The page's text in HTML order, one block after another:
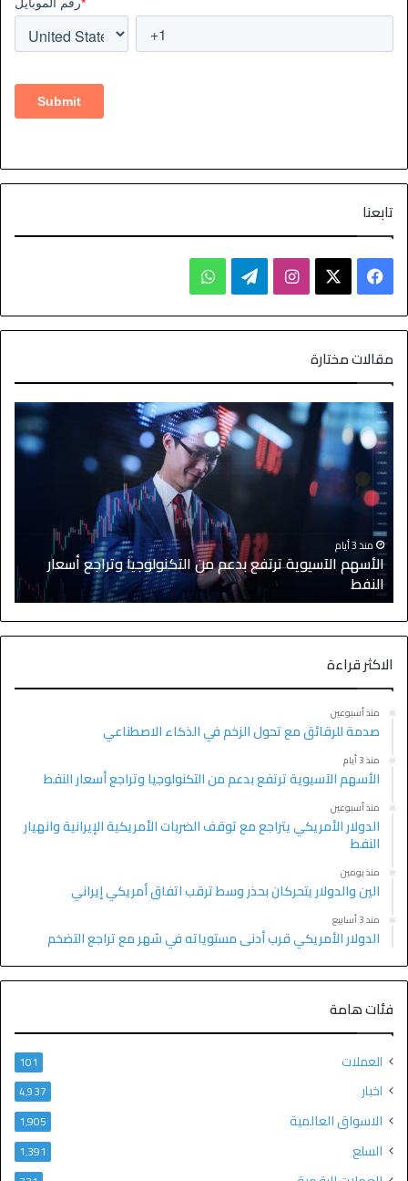
تابعنا
مقالات مختارة
منذ يومين
الأسهم الآسيوية تتراجع بعد موجة صعود قوية والنفط يستقر
الاكثر قراءة
منذ أسبوعين
صدمة للرقائق مع تحول الزخم في الذكاء الاصطناعي
منذ 3 أيام
الأسهم الآسيوية ترتفع بدعم من التكنولوجيا وتراجع أسعار النفط
منذ أسبوعين
الدولار الأمريكي يتراجع مع توقف الضربات الأمريكية الإيرانية وانهيار
النفط
منذ يومين
الين والدولار يتحركان بحذر وسط ترقب اتفاق أمريكي إيراني
منذ 3 أسابيع
الدولار الأمريكي قرب أدنى مستوياته في شهر مع تراجع التضخم
فئات هامة
العملات 101
اخبار 4٬937
الاسواق العالمية 1٬905
السلع 1٬391